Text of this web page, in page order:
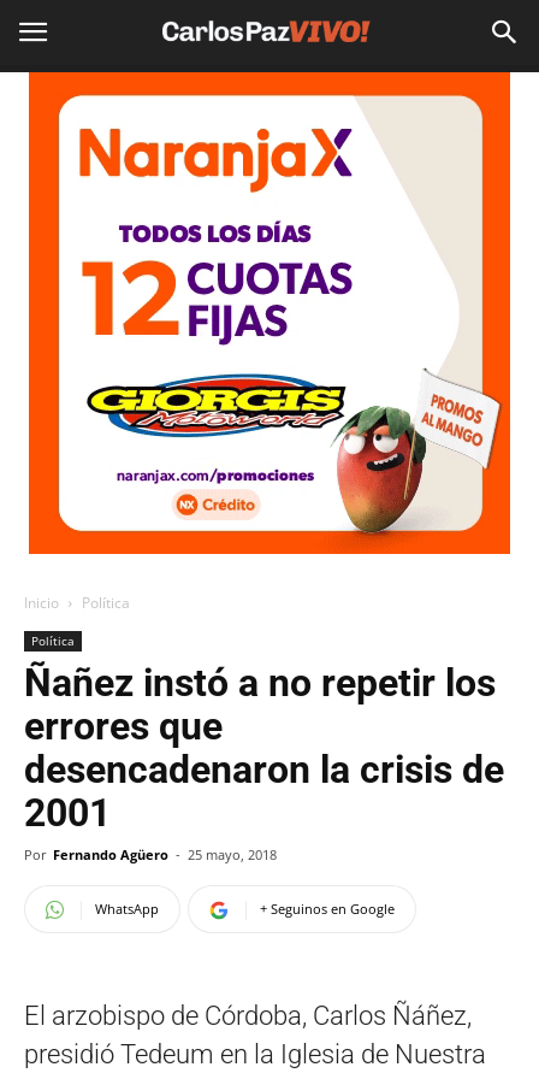
Inicio Política
Política
Ñañez instó a no repetir los
errores que
desencadenaron la crisis de
2001
Por Fernando Agüero - 25 mayo, 2018
WhatsApp + Seguinos en Google
El arzobispo de Córdoba, Carlos Ñáñez,
presidió Tedeum en la Iglesia de Nuestra